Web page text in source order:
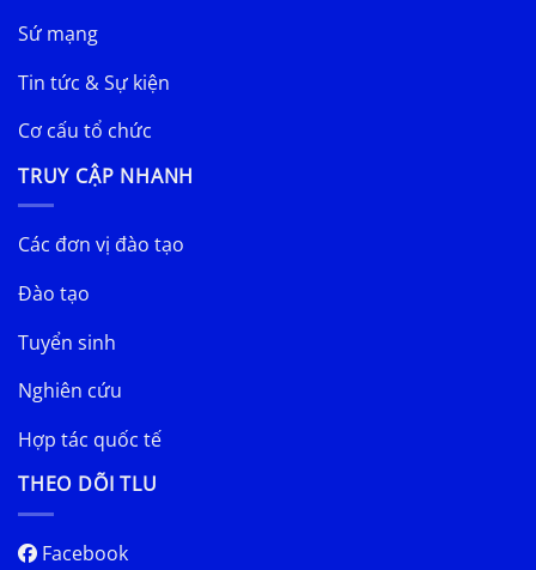
Sứ mạng
Tin tức & Sự kiện
Cơ cấu tổ chức
TRUY CẬP NHANH
Các đơn vị đào tạo
Đào tạo
Tuyển sinh
Nghiên cứu
Hợp tác quốc tế
THEO DÕI TLU
Facebook